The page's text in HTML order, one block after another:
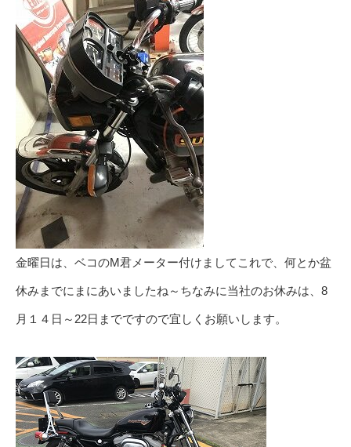
金曜日は、ベコのM君メーター付けましてこれで、何とか盆
休みまでにまにあいましたね～ちなみに当社のお休みは、8
月１４日～22日までですので宜しくお願いします。